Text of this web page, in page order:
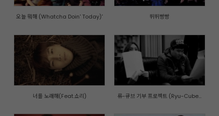
오늘 뭐해 (Whatcha Doin' Today)' 뛰뛰빵빵
너를 노래해(Feat.쇼리) 류-큐브 기부 프로젝트 (Ryu-Cube...